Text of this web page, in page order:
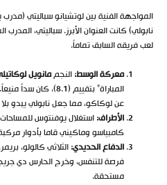
المواجهة الفنية بين لوتشيانو سباليتي
نابولي) كانت العنوان الأبرز. سباليتي،
لعب فريقه السابق تماماً.
معركة الوسط:النجممانويل
المباراة” بتقييم
عن لوكاكو، مما جعل نابولي يبدو بلا
الأطراف:استغلال يوفنتوس للمساحات
كامبياسو وماكيني قاما بأدوار
الدفاع الحديدي:الثلاثي كالولو،
مستحقة.